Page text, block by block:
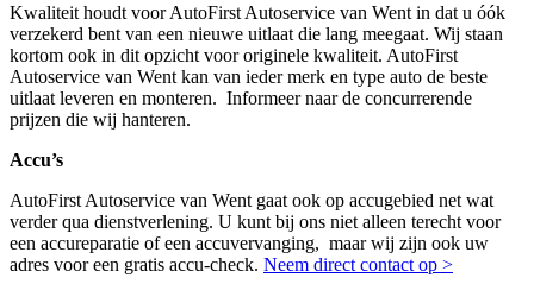
Kwaliteit houdt voor AutoFirst Autoservice van Went in dat u óók
verzekerd bent van een nieuwe uitlaat die lang meegaat. Wij staan
kortom ook in dit opzicht voor originele kwaliteit. AutoFirst
Autoservice van Went kan van ieder merk en type auto de beste
uitlaat leveren en monteren. Informeer naar de concurrerende
prijzen die wij hanteren.
Accu’s
AutoFirst Autoservice van Went gaat ook op accugebied net wat
verder qua dienstverlening. U kunt bij ons niet alleen terecht voor
een accureparatie of een accuvervanging, maar wij zijn ook uw
adres voor een gratis accu-check. Neem direct contact op >